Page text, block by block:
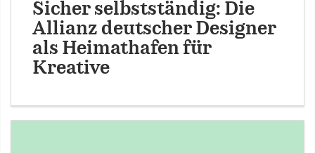
Sicher selbstständig: Die
Allianz deutscher Designer
als Heimathafen für
Kreative